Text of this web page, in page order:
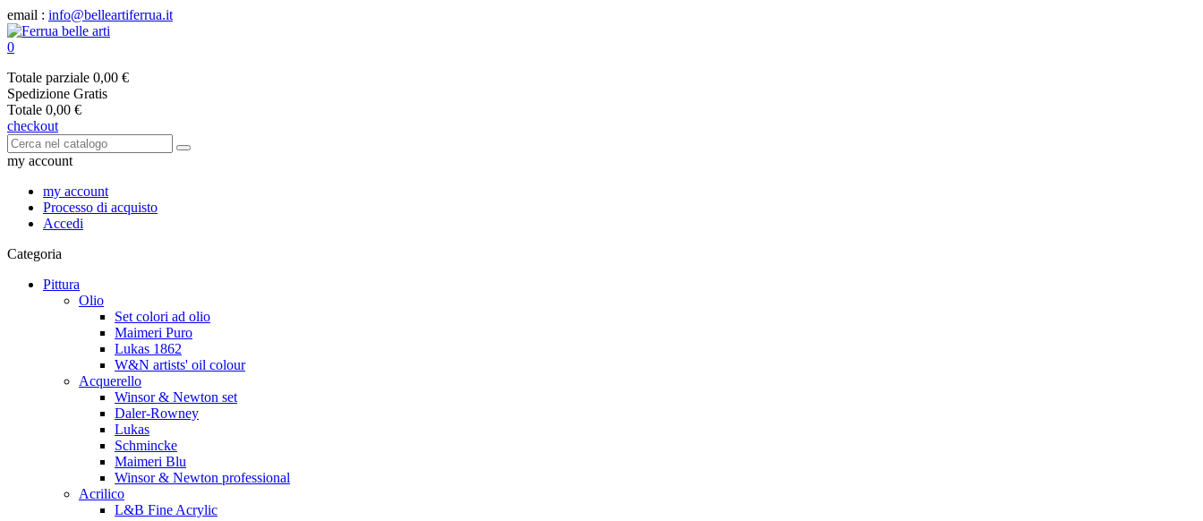
email : info@belleartiferrua.it
0
Totale parziale 0,00 €
Spedizione Gratis
Totale 0,00 €
checkout
my account
my account
Processo di acquisto
Accedi
Categoria
Pittura
Olio
Set colori ad olio
Maimeri Puro
Lukas 1862
W&N artists' oil colour
Acquerello
Winsor & Newton set
Daler-Rowney
Lukas
Schmincke
Maimeri Blu
Winsor & Newton professional
Acrilico
L&B Fine Acrylic